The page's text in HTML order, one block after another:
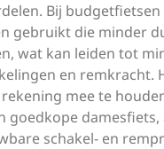
Bij
gebruikt die minder
wat kan leiden tot
en remkracht.
mee te
goedkope damesfiets,
schakel- en